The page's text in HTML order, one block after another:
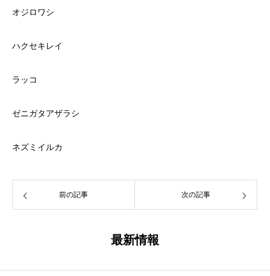
オジロワシ
ハクセキレイ
ラッコ
ゼニガタアザラシ
ネズミイルカ
前の記事 次の記事
最新情報